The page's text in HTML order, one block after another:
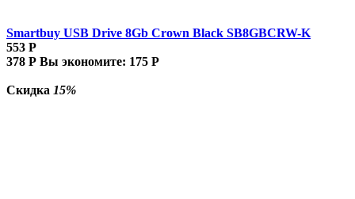
Smartbuy USB Drive 8Gb Crown Black SB8GBCRW-K
553 Р
378 Р Вы экономите: 175 Р
Скидка 15%